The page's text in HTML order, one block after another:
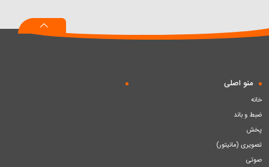
سبد
منو اصلی
خانه
ضبط و باند
پخش
تصویری (مانیتور)
صوتی